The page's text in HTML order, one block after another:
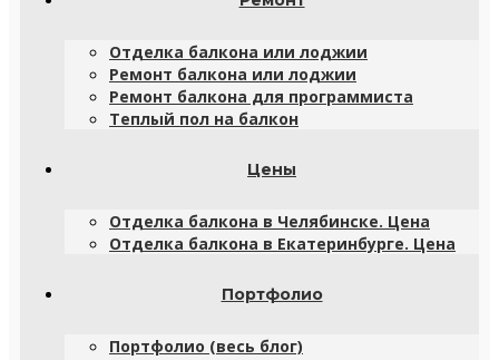
Отделка балкона или лоджии
Ремонт балкона или лоджии
Ремонт балкона для программиста
Теплый пол на балкон
Цены
Отделка балкона в Челябинске. Цена
Отделка балкона в Екатеринбурге. Цена
Портфолио
Портфолио (весь блог)